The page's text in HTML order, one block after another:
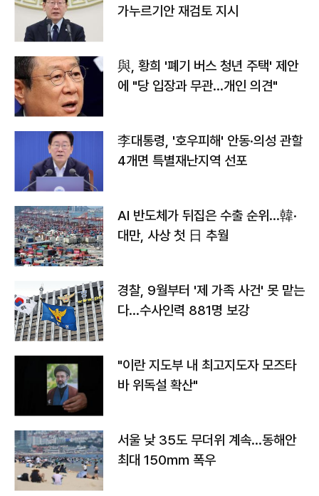
가누르기안 재검토 지시
與, 황희 '폐기 버스 청년 주택' 제안
에 "당 입장과 무관…개인 의견"
李대통령, '호우피해' 안동·의성 관할
4개면 특별재난지역 선포
AI 반도체가 뒤집은 수출 순위…韓·
대만, 사상 첫 日 추월
경찰, 9월부터 '제 가족 사건' 못 맡는
다…수사인력 881명 보강
"이란 지도부 내 최고지도자 모즈타
바 위독설 확산"
서울 낮 35도 무더위 계속…동해안
최대 150㎜ 폭우